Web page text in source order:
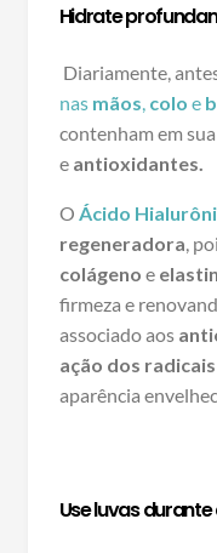
Hidrate
Diariamente,
nas mãos, colo e
contenham em
e antioxidantes.
O Ácido
regeneradora,
colágeno e
firmeza e
associado aos
ação dos
aparência
Use luvas